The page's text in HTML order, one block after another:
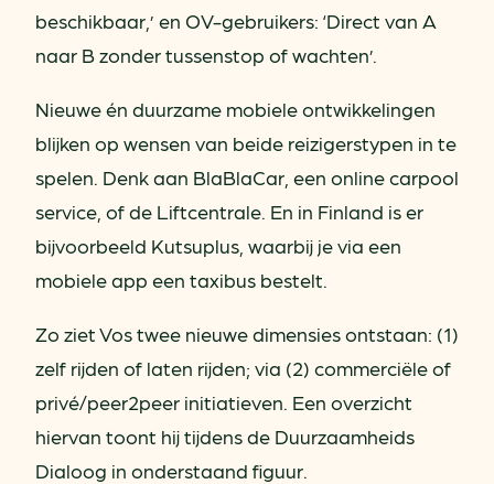
beschikbaar,’ en OV-gebruikers: ‘Direct van A
naar B zonder tussenstop of wachten’.
Nieuwe én duurzame mobiele ontwikkelingen
blijken op wensen van beide reizigerstypen in te
spelen. Denk aan BlaBlaCar, een online carpool
service, of de Liftcentrale. En in Finland is er
bijvoorbeeld Kutsuplus, waarbij je via een
mobiele app een taxibus bestelt.
Zo ziet Vos twee nieuwe dimensies ontstaan: (1)
zelf rijden of laten rijden; via (2) commerciële of
privé/peer2peer initiatieven. Een overzicht
hiervan toont hij tijdens de Duurzaamheids
Dialoog in onderstaand figuur.